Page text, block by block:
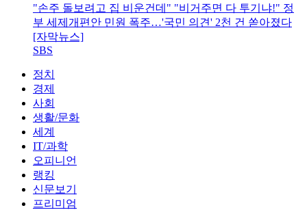
"손주 돌보려고 집 비운건데" "비거주면 다 투기냐!" 정
부 세제개편안 민원 폭주…'국민 의견' 2천 건 쏟아졌다
[자막뉴스]
SBS
정치
경제
사회
생활/문화
세계
IT/과학
오피니언
랭킹
신문보기
프리미엄